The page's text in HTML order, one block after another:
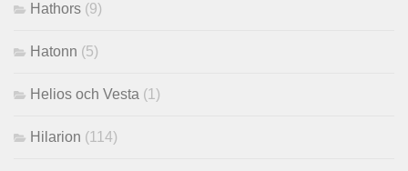
Hathors (9)
Hatonn (5)
Helios och Vesta (1)
Hilarion (114)